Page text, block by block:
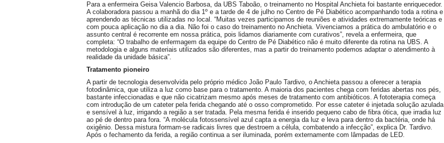
Para a enfermeira Geisa Valencio Barbosa, da UBS Taboão, o treinamento no Hospital Anchieta foi bastante enriquecedor.
A colaboradora passou a manhã do dia 1º e a tarde de 4 de julho no Centro de Pé Diabético acompanhando toda a rotina e
aprendendo as técnicas utilizadas no local. “Muitas vezes participamos de reuniões e atividades extremamente teóricas e
com pouca aplicação no dia a dia. Não foi o caso do treinamento no Anchieta. Vivenciamos a prática do ambulatório e o
assunto central é recorrente em nossa prática, pois lidamos diariamente com curativos”, revela a enfermeira, que
completa: “O trabalho de enfermagem da equipe do Centro de Pé Diabético não é muito diferente da rotina na UBS. A
metodologia e alguns materiais utilizados são diferentes, mas a partir do treinamento podemos adaptar o atendimento à
realidade da unidade básica”.
Tratamento pioneiro
A partir de tecnologia desenvolvida pelo próprio médico João Paulo Tardivo, o Anchieta passou a oferecer a terapia
fotodinâmica, que utiliza a luz como base para o tratamento. A maioria dos pacientes chega com feridas abertas nos pés,
bastante infeccionadas e que não cicatrizam mesmo após meses de tratamento com antibióticos. A fototerapia começa
com introdução de um cateter pela ferida chegando até o osso comprometido. Por esse cateter é injetada solução azulada
e sensível à luz, irrigando a região a ser tratada. Pela mesma ferida é inserido pequeno cabo de fibra ótica, que irradia luz
ao pé de dentro para fora. “A molécula fotossensível azul capta a energia da luz e leva para dentro da bactéria, onde há
oxigênio. Dessa mistura formam-se radicais livres que destroem a célula, combatendo a infecção”, explica Dr. Tardivo.
Após o fechamento da ferida, a região continua a ser iluminada, porém externamente com lâmpadas de LED.